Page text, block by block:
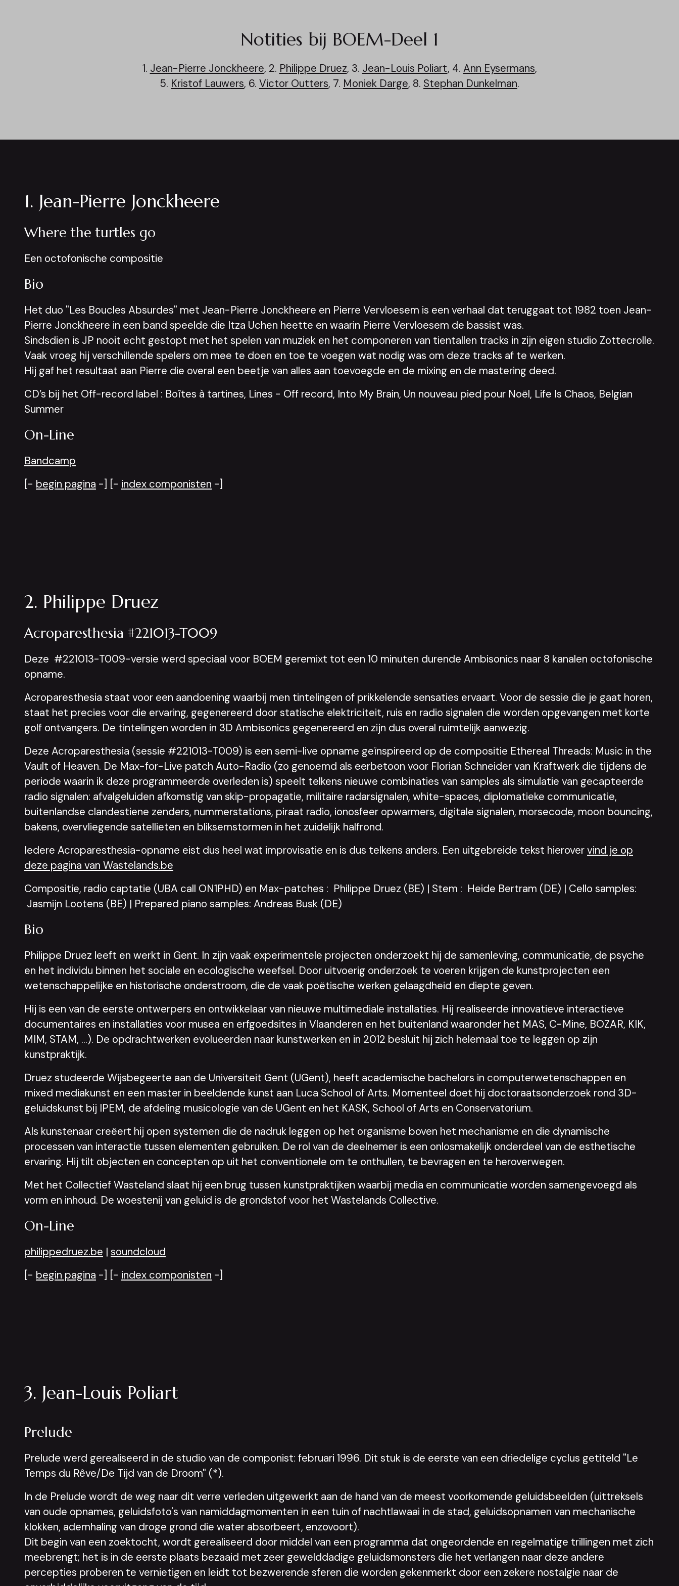
Notities bij BOEM-Deel 1
1. Jean-Pierre Jonckheere, 2. Philippe Druez, 3. Jean-Louis Poliart, 4. Ann Eysermans,
5. Kristof Lauwers, 6. Victor Outters, 7. Moniek Darge, 8. Stephan Dunkelman.
1. Jean-Pierre Jonckheere
Where the turtles go
Een octofonische compositie
Bio
Het duo "Les Boucles Absurdes" met Jean-Pierre Jonckheere en Pierre Vervloesem is een verhaal dat teruggaat tot 1982 toen Jean-
Pierre Jonckheere in een band speelde die Itza Uchen heette en waarin Pierre Vervloesem de bassist was.
Sindsdien is JP nooit echt gestopt met het spelen van muziek en het componeren van tientallen tracks in zijn eigen studio Zottecrolle.
Vaak vroeg hij verschillende spelers om mee te doen en toe te voegen wat nodig was om deze tracks af te werken.
Hij gaf het resultaat aan Pierre die overal een beetje van alles aan toevoegde en de mixing en de mastering deed.
CD’s bij het Off-record label : Boîtes à tartines, Lines - Off record, Into My Brain, Un nouveau pied pour Noël, Life Is Chaos, Belgian
Summer
On-Line
Bandcamp
[- begin pagina -] [- index componisten -]
2. Philippe Druez
Acroparesthesia #221013-T009
Deze #221013-T009-versie werd speciaal voor BOEM geremixt tot een 10 minuten durende Ambisonics naar 8 kanalen octofonische
opname.
Acroparesthesia staat voor een aandoening waarbij men tintelingen of prikkelende sensaties ervaart. Voor de sessie die je gaat horen,
staat het precies voor die ervaring, gegenereerd door statische elektriciteit, ruis en radio signalen die worden opgevangen met korte
golf ontvangers. De tintelingen worden in 3D Ambisonics gegenereerd en zijn dus overal ruimtelijk aanwezig.
Deze Acroparesthesia (sessie #221013-T009) is een semi-live opname geïnspireerd op de compositie Ethereal Threads: Music in the
Vault of Heaven. De Max-for-Live patch Auto-Radio (zo genoemd als eerbetoon voor Florian Schneider van Kraftwerk die tijdens de
periode waarin ik deze programmeerde overleden is) speelt telkens nieuwe combinaties van samples als simulatie van gecapteerde
radio signalen: afvalgeluiden afkomstig van skip-propagatie, militaire radarsignalen, white-spaces, diplomatieke communicatie,
buitenlandse clandestiene zenders, nummerstations, piraat radio, ionosfeer opwarmers, digitale signalen, morsecode, moon bouncing,
bakens, overvliegende satellieten en bliksemstormen in het zuidelijk halfrond.
Iedere Acroparesthesia-opname eist dus heel wat improvisatie en is dus telkens anders. Een uitgebreide tekst hierovervind je op
deze pagina van Wastelands.be
Compositie, radio captatie (UBA call ON1PHD) en Max-patches : Philippe Druez (BE) | Stem : Heide Bertram (DE) | Cello samples:
Jasmijn Lootens (BE) | Prepared piano samples: Andreas Busk (DE)
Bio
Philippe Druez leeft en werkt in Gent. In zijn vaak experimentele projecten onderzoekt hij de samenleving, communicatie, de psyche
en het individu binnen het sociale en ecologische weefsel. Door uitvoerig onderzoek te voeren krijgen de kunstprojecten een
wetenschappelijke en historische onderstroom, die de vaak poëtische werken gelaagdheid en diepte geven.
Hij is een van de eerste ontwerpers en ontwikkelaar van nieuwe multimediale installaties. Hij realiseerde innovatieve interactieve
documentaires en installaties voor musea en erfgoedsites in Vlaanderen en het buitenland waaronder het MAS, C-Mine, BOZAR, KIK,
MIM, STAM, …). De opdrachtwerken evolueerden naar kunstwerken en in 2012 besluit hij zich helemaal toe te leggen op zijn
kunstpraktijk.
Druez studeerde Wijsbegeerte aan de Universiteit Gent (UGent), heeft academische bachelors in computerwetenschappen en
mixed mediakunst en een master in beeldende kunst aan Luca School of Arts. Momenteel doet hij doctoraatsonderzoek rond 3D-
geluidskunst bij IPEM, de afdeling musicologie van de UGent en het KASK, School of Arts en Conservatorium.
Als kunstenaar creëert hij open systemen die de nadruk leggen op het organisme boven het mechanisme en die dynamische
processen van interactie tussen elementen gebruiken. De rol van de deelnemer is een onlosmakelijk onderdeel van de esthetische
ervaring. Hij tilt objecten en concepten op uit het conventionele om te onthullen, te bevragen en te heroverwegen.
Met het Collectief Wasteland slaat hij een brug tussen kunstpraktijken waarbij media en communicatie worden samengevoegd als
vorm en inhoud. De woestenij van geluid is de grondstof voor het Wastelands Collective.
On-Line
philippedruez.be | soundcloud
[- begin pagina -] [- index componisten -]
3. Jean-Louis Poliart
Prelude
Prelude werd gerealiseerd in de studio van de componist: februari 1996. Dit stuk is de eerste van een driedelige cyclus getiteld "Le
Temps du Rêve/De Tijd van de Droom" (*).
In de Prelude wordt de weg naar dit verre verleden uitgewerkt aan de hand van de meest voorkomende geluidsbeelden (uittreksels
van oude opnames, geluidsfoto's van namiddagmomenten in een tuin of nachtlawaai in de stad, geluidsopnamen van mechanische
klokken, ademhaling van droge grond die water absorbeert, enzovoort).
Dit begin van een zoektocht, wordt gerealiseerd door middel van een programma dat ongeordende en regelmatige trillingen met zich
meebrengt; het is in de eerste plaats bezaaid met zeer gewelddadige geluidsmonsters die het verlangen naar deze andere
percepties proberen te vernietigen en leidt tot bezwerende sferen die worden gekenmerkt door een zekere nostalgie naar de